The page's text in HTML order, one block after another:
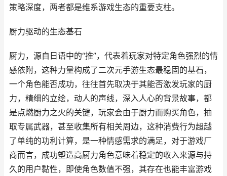
策略深度，两者都是维系游戏生态的重要支柱。
厨力驱动的生态基石
厨力，源自日语中的“推”，代表着玩家对特定角色强烈的情
感依附，这种力量构成了二次元手游生态最稳固的基石，
一个角色能否成功，往往首先取决于其能否激发玩家的厨
力，精细的立绘，动人的声线，深入人心的背景故事，都
是点燃厨力之火的关键，玩家会由于厨力而购买角色，抽
取专属武器，甚至收集所有相关周边，这种消费行为超越
了单纯的功利计算，是一种情感需求的满足，对于游戏厂
商而言，成功塑造高厨力角色意味着稳定的收入来源与持
久的用户黏性，即使角色数值不强，其存在也能丰富游戏